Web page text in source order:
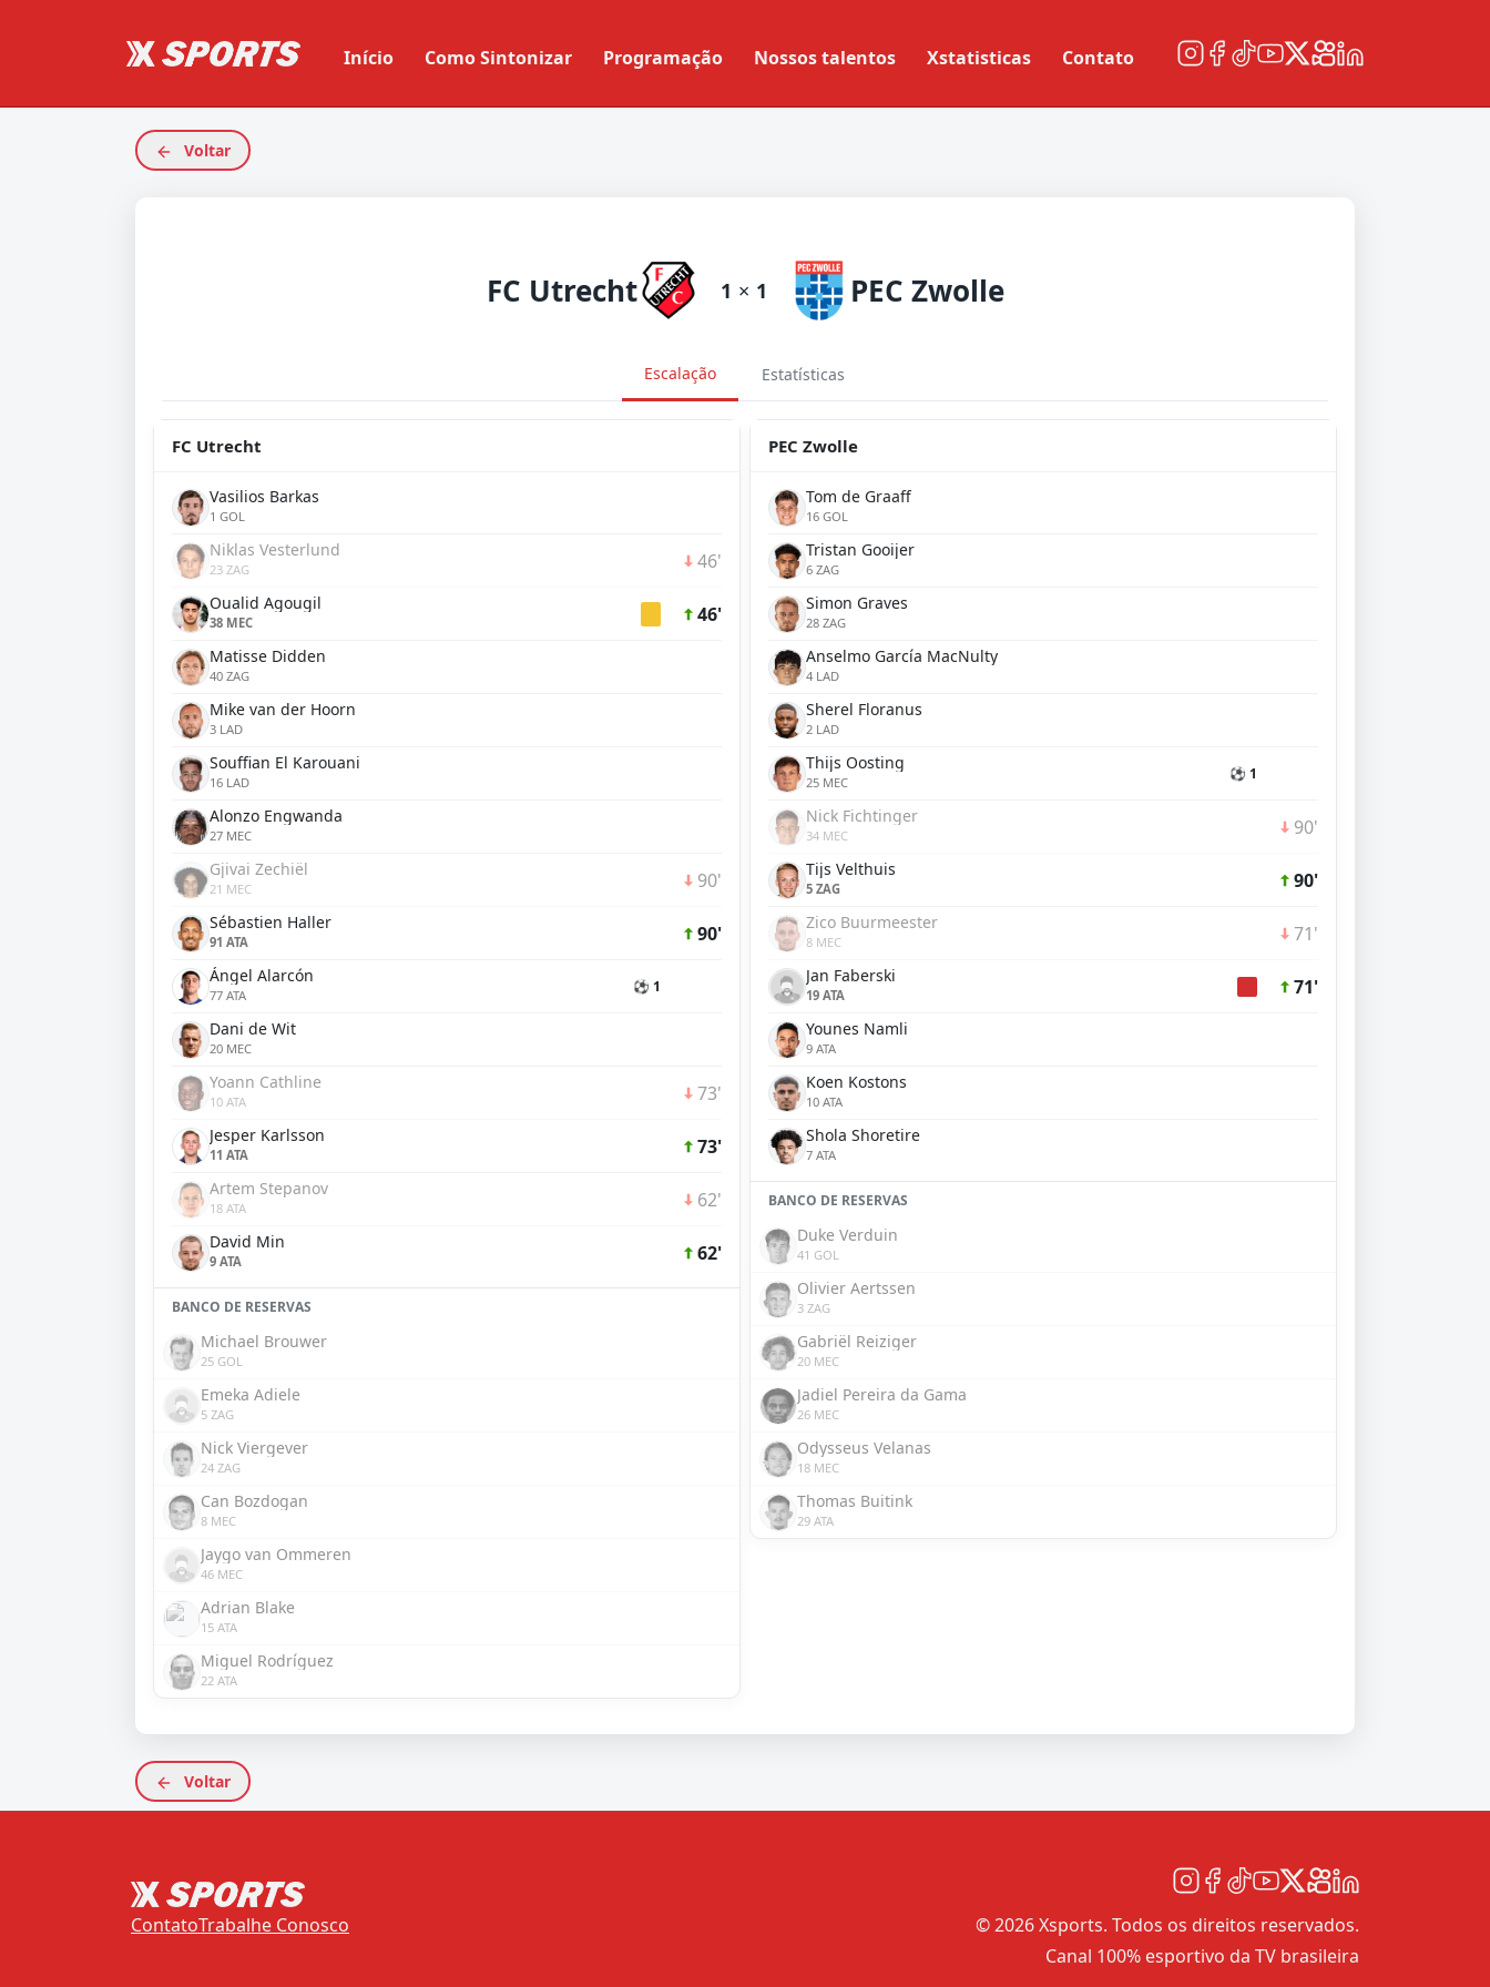
Início Como Sintonizar Programação Nossos talentos Xstatisticas Contato
Voltar
FC Utrecht 1 × 1 PEC Zwolle
Escalação Estatísticas
FC Utrecht
Vasilios Barkas
1 GOL
Niklas Vesterlund
23 ZAG 46'
Oualid Agougil
38 MEC 46'
Matisse Didden
40 ZAG
Mike van der Hoorn
3 LAD
Souffian El Karouani
16 LAD
Alonzo Engwanda
27 MEC
Gjivai Zechiël
21 MEC 90'
Sébastien Haller
91 ATA 90'
Ángel Alarcón
77 ATA ⚽ 1
Dani de Wit
20 MEC
Yoann Cathline
10 ATA 73'
Jesper Karlsson
11 ATA 73'
Artem Stepanov
18 ATA 62'
David Min
9 ATA 62'
BANCO DE RESERVAS
Michael Brouwer
25 GOL
Emeka Adiele
5 ZAG
Nick Viergever
24 ZAG
Can Bozdogan
8 MEC
Jaygo van Ommeren
46 MEC
Adrian Blake
15 ATA
Miguel Rodríguez
22 ATA
PEC Zwolle
Tom de Graaff
16 GOL
Tristan Gooijer
6 ZAG
Simon Graves
28 ZAG
Anselmo García MacNulty
4 LAD
Sherel Floranus
2 LAD
Thijs Oosting
25 MEC ⚽ 1
Nick Fichtinger
34 MEC 90'
Tijs Velthuis
5 ZAG 90'
Zico Buurmeester
8 MEC 71'
Jan Faberski
19 ATA 71'
Younes Namli
9 ATA
Koen Kostons
10 ATA
Shola Shoretire
7 ATA
BANCO DE RESERVAS
Duke Verduin
41 GOL
Olivier Aertssen
3 ZAG
Gabriël Reiziger
20 MEC
Jadiel Pereira da Gama
26 MEC
Odysseus Velanas
18 MEC
Thomas Buitink
29 ATA
Voltar
ContatoTrabalhe Conosco
© 2026 Xsports. Todos os direitos reservados.
Canal 100% esportivo da TV brasileira